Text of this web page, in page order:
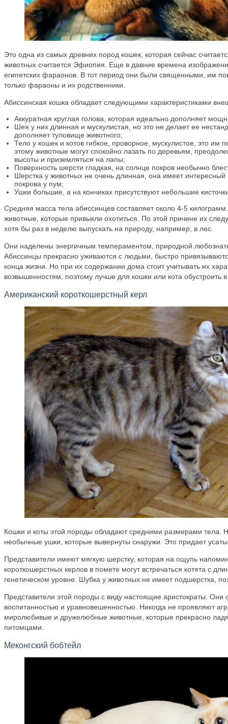
Это одна из самых древних пород кошек, которая сейчас
животных считается Эфиопия. Еще в давние времена
египетских фараонов. В тот период они были священными, им
только фараоны и их родственники.
Абиссинская кошка обладает следующими характеристиками
Аккуратная круглая голова, которая идеально дополняет
Шея у них длинная и мускулистая, но это не делает ее
дополняет туловище животного;
Тело у кошек и котов гибкое, проворное, мускулистое, это им
этому животные могут спокойно лазать по деревьям,
высоты и приземляться на лапы;
Поверхность шерсти гладкая, на солнце покров необычно
Шерстка у животных не очень длинная, она имеет интересный
покрова у пум;
Ушки большие, а на кончиках присутствуют небольшие
Средняя масса тела абиссинцев составляет около 4-5
животные, которые привыкли охотиться. По этой причине их
хотя бы раз в неделю выпускать на природу, например, в лес.
Они наделены энергичным темпераментом, природной
Абиссинцы прекрасно уживаются с людьми, быстро
конца жизни. Но при их содержании дома стоит учитывать их
возвышенностям, поэтому лучше для кошки или кота обустроить
Американский короткошерстный керл
Кошки и коты этой породы обладают средними размерами тела.
необычные ушки, которые вывернуты снаружи. Это придает
Представители имеют мягкую шерстку, которая на ощупь
короткошерстных керлов в помете могут встречаться котята с
генетическом уровне. Шубка у животных не имеет подшерстка,
Представители этой породы с виду настоящие аристократы. Они
воспитанностью и уравновешенностью. Никогда не проявляют
миролюбивые и дружелюбные животные, которые прекрасно
питомцами.
Меконгский бобтейл